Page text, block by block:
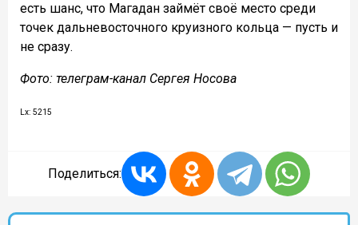
есть шанс, что Магадан займёт своё место среди
точек дальневосточного круизного кольца — пусть и
не сразу.
Фото: телеграм-канал Сергея Носова
Lx: 5215
Поделиться: